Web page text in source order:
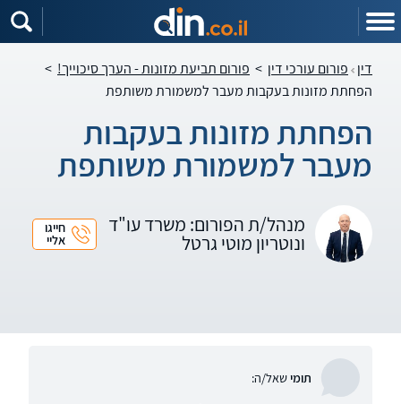
דין פורום עורכי דין > פורום תביעת מזונות - הערך סיכוייך! >
הפחתת מזונות בעקבות מעבר למשמורת משותפת
הפחתת מזונות בעקבות
מעבר למשמורת משותפת
מנהל/ת הפורום: משרד עו"ד
ונוטריון מוטי גרטל
חייגו
אליי
תומישאל/ה: